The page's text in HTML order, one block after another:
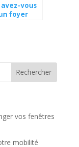
vous
foyer
vos fenêtres
mobilité